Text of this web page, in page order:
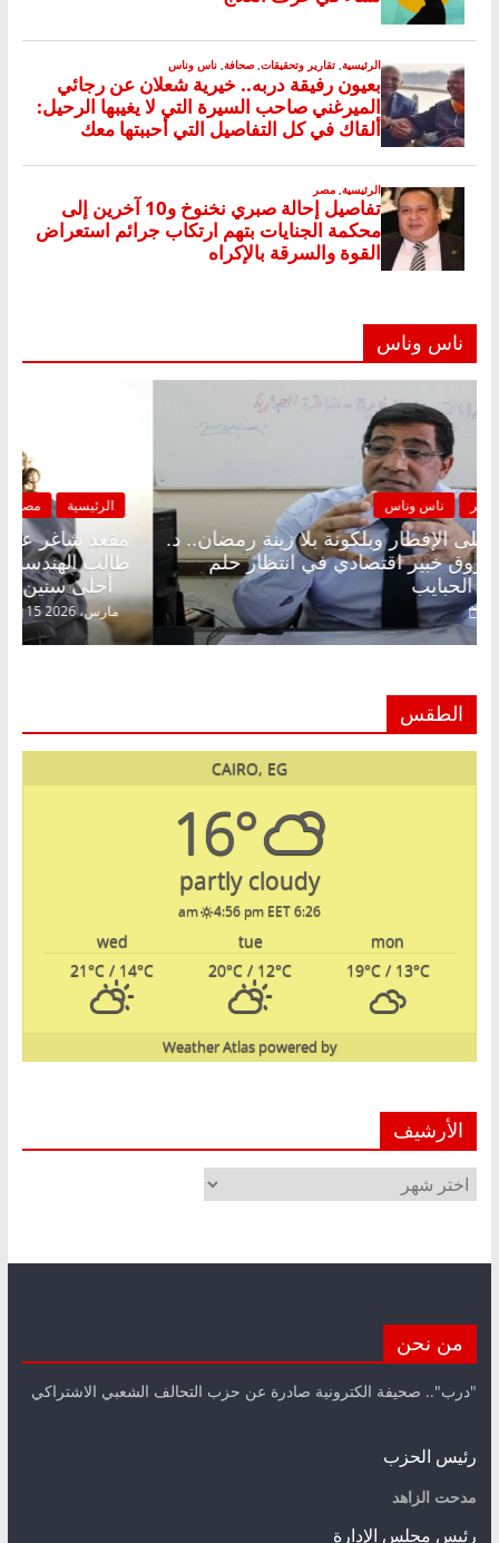
ناس وناس
الرئيسية مصر ناس وناس
مقعد شاغر على الإفطار وبلكونة بلا زينة رمضان.. د.
عبدالخالق فاروق خبير اقتصادي في انتظار حلم
الحرية ولمة الحبايب
22 فبراير، 2026
الطقس
CAIRO, EG
16°
partly cloudy
6:26 am
4:56 pm EET
mon
tue
wed
19°C/ 13°C
20°C / 12°C
21°C / 14°C
powered by
Weather Atlas
الأرشيف
الأرشيف
من نحن
"درب".. صحيفة الكترونية صادرة عن حزب التحالف الشعبي الاشتراكي
رئيس الحزب
مدحت الزاهد
رئيس مجلس الإدارة